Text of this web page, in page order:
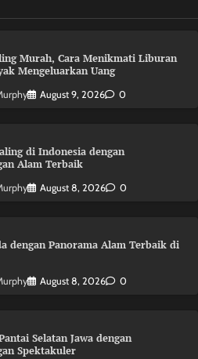
Murah, Cara Menikmati Liburan
Mengeluarkan Uang
August 9, 2026 0
di Indonesia dengan
Alam Terbaik
August 8, 2026 0
dengan Panorama Alam Terbaik di
August 8, 2026 0
Selatan Jawa dengan
Spektakuler